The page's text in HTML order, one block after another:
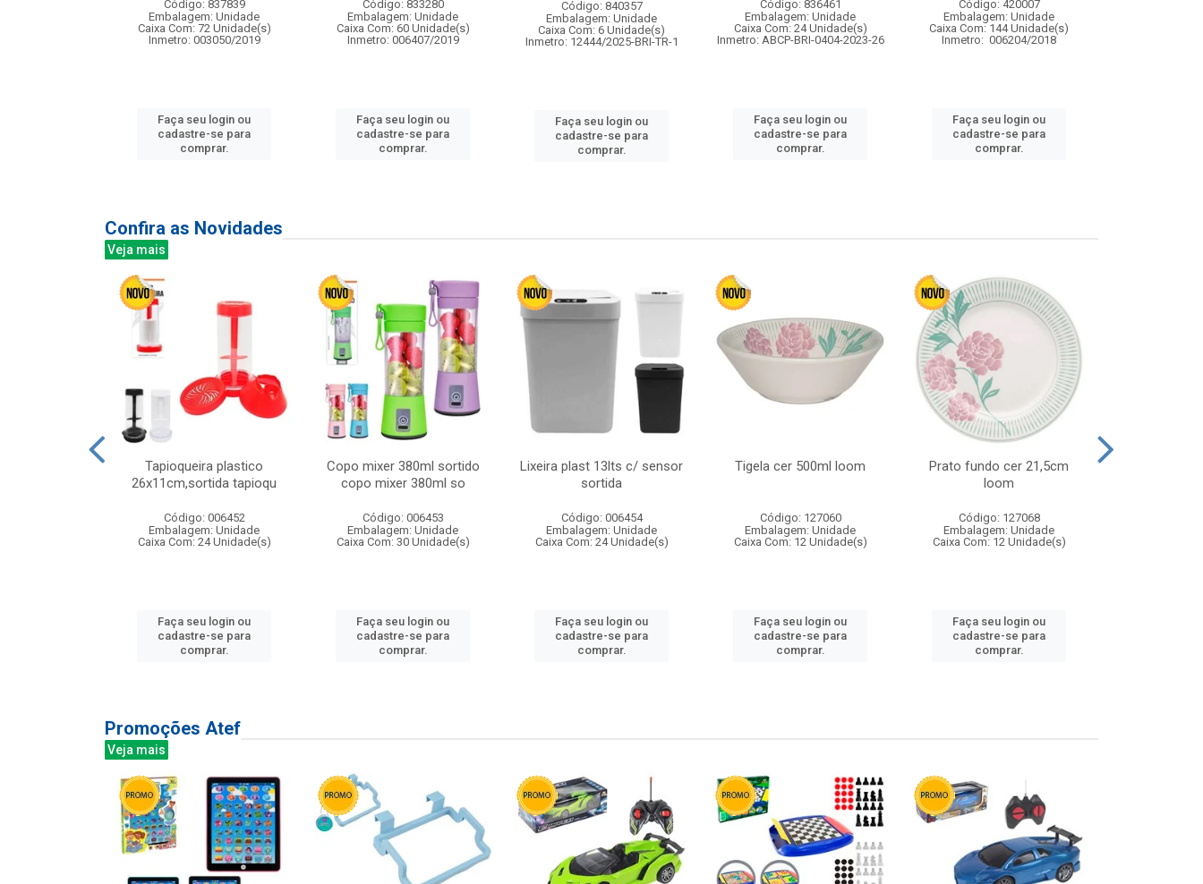
Código: 837839
Embalagem: Unidade
Caixa Com: 72 Unidade(s)
Inmetro: 003050/2019
Faça seu login ou
cadastre-se para
comprar.
Código: 833280
Embalagem: Unidade
Caixa Com: 60 Unidade(s)
Inmetro: 006407/2019
Faça seu login ou
cadastre-se para
comprar.
Código: 840357
Embalagem: Unidade
Caixa Com: 6 Unidade(s)
Inmetro: 12444/2025-BRI-TR-1
Faça seu login ou
cadastre-se para
comprar.
Código: 836461
Embalagem: Unidade
Caixa Com: 24 Unidade(s)
Inmetro: ABCP-BRI-0404-2023-26
Faça seu login ou
cadastre-se para
comprar.
Código: 420007
Embalagem: Unidade
Caixa Com: 144 Unidade(s)
Inmetro: 006204/2018
Faça seu login ou
cadastre-se para
comprar.
Confira as Novidades
Veja mais
Tapioqueira plastico
26x11cm,sortida tapioqu
Código: 006452
Embalagem: Unidade
Caixa Com: 24 Unidade(s)
Faça seu login ou
cadastre-se para
comprar.
Copo mixer 380ml sortido
copo mixer 380ml so
Código: 006453
Embalagem: Unidade
Caixa Com: 30 Unidade(s)
Faça seu login ou
cadastre-se para
comprar.
Lixeira plast 13lts c/ sensor
sortida
Código: 006454
Embalagem: Unidade
Caixa Com: 24 Unidade(s)
Faça seu login ou
cadastre-se para
comprar.
Tigela cer 500ml loom
Código: 127060
Embalagem: Unidade
Caixa Com: 12 Unidade(s)
Faça seu login ou
cadastre-se para
comprar.
Prato fundo cer 21,5cm
loom
Código: 127068
Embalagem: Unidade
Caixa Com: 12 Unidade(s)
Faça seu login ou
cadastre-se para
comprar.
Promoções Atef
Veja mais